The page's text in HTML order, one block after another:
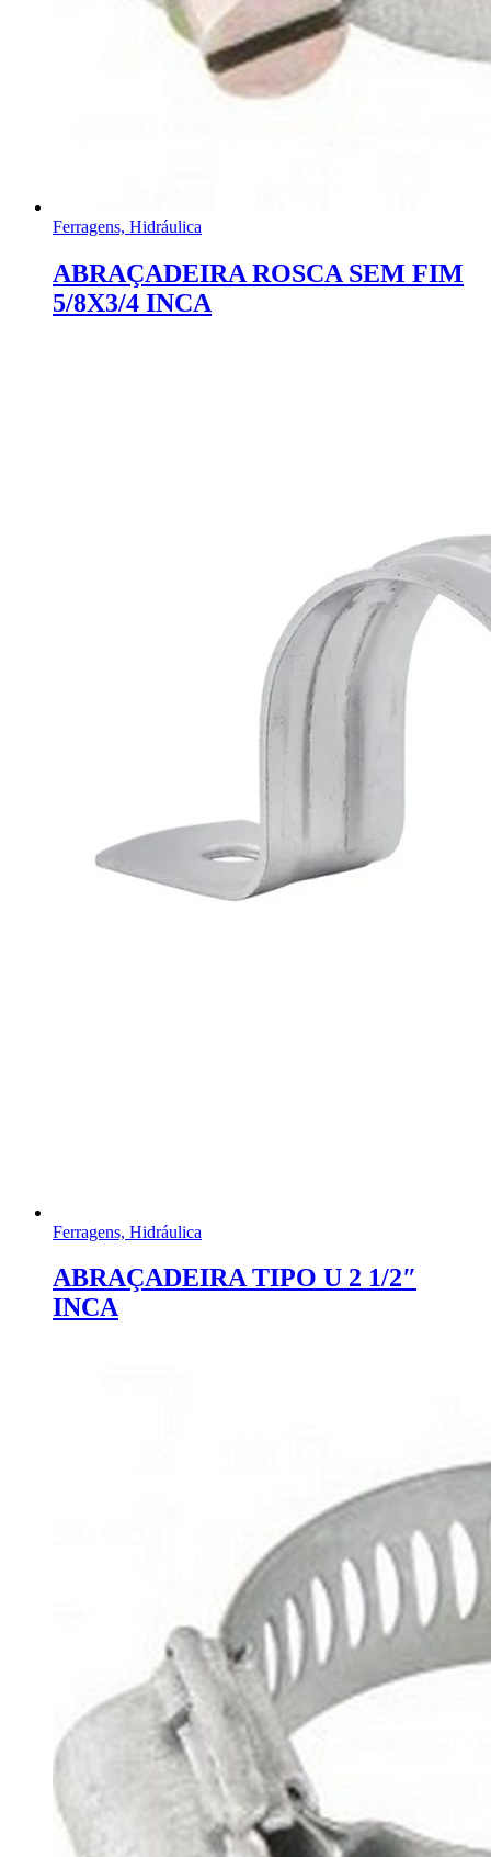
Ferragens, Hidráulica
ABRAÇADEIRA ROSCA SEM FIM
5/8X3/4 INCA
Ferragens, Hidráulica
ABRAÇADEIRA TIPO U 2 1/2″
INCA